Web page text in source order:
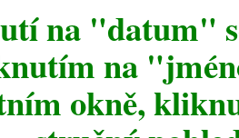
na "datum"
na
okně,